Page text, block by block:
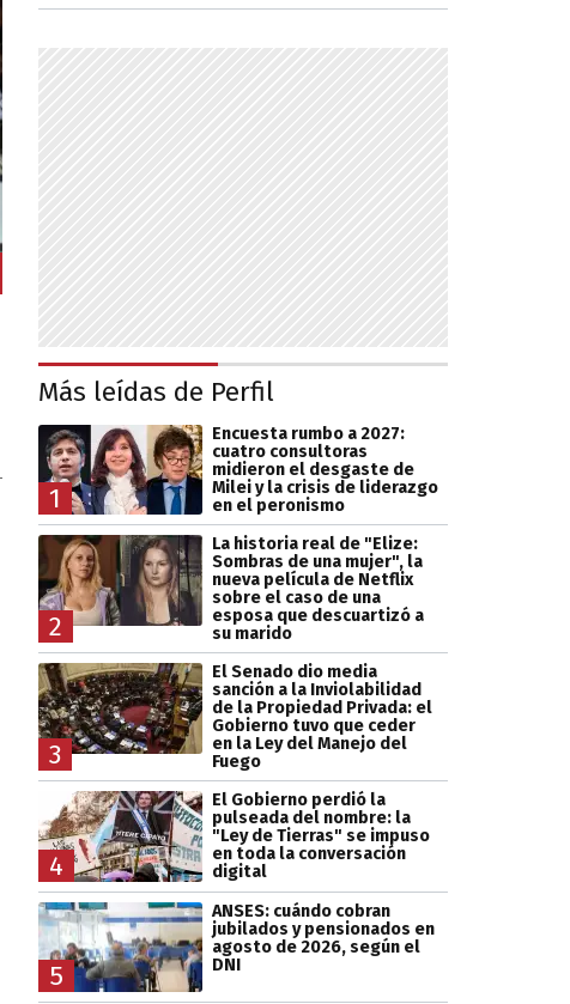
Más leídas de Perfil
1
Encuesta rumbo a 2027:
cuatro consultoras
midieron el desgaste de
Milei y la crisis de liderazgo
en el peronismo
2
La historia real de "Elize:
Sombras de una mujer", la
nueva película de Netflix
sobre el caso de una
esposa que descuartizó a
su marido
3
El Senado dio media
sanción a la Inviolabilidad
de la Propiedad Privada: el
Gobierno tuvo que ceder
en la Ley del Manejo del
Fuego
4
El Gobierno perdió la
pulseada del nombre: la
"Ley de Tierras" se impuso
en toda la conversación
digital
5
ANSES: cuándo cobran
jubilados y pensionados en
agosto de 2026, según el
DNI